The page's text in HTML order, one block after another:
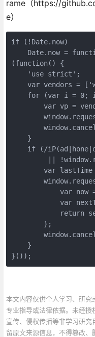
rame（https://
e）
if (!Date.now)
Date.now =
(function() {
    'use strict';
var vendors =
for (var i = 0;
var vp =
    }
if (/
||
var lastTime
var now
var
return
        };
    }
}());
本文内容仅供个人学习、研究
专业指导或法律依据。未经
宣传、侵权传播等非学习研
留原文来源信息，不得篡改